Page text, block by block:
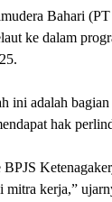
Bahari
ke dalam
ini adalah
hak
kerja,”